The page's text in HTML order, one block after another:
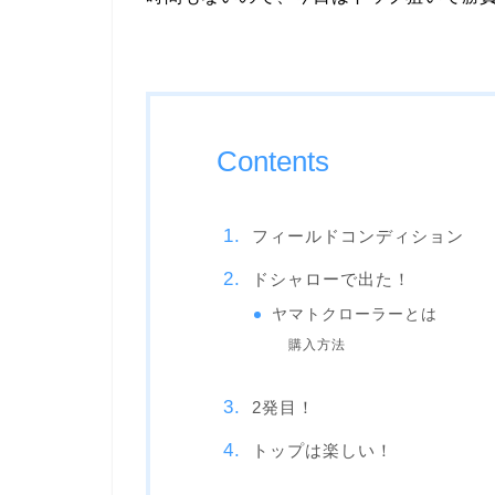
Contents
フィールドコンディション
ドシャローで出た！
ヤマトクローラーとは
購入方法
2発目！
トップは楽しい！